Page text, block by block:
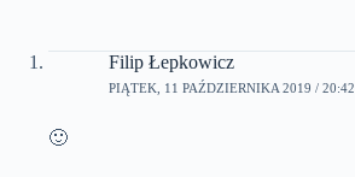
Filip Łepkowicz
PIĄTEK, 11 PAŹDZIERNIKA 2019 / 20:42
🙂